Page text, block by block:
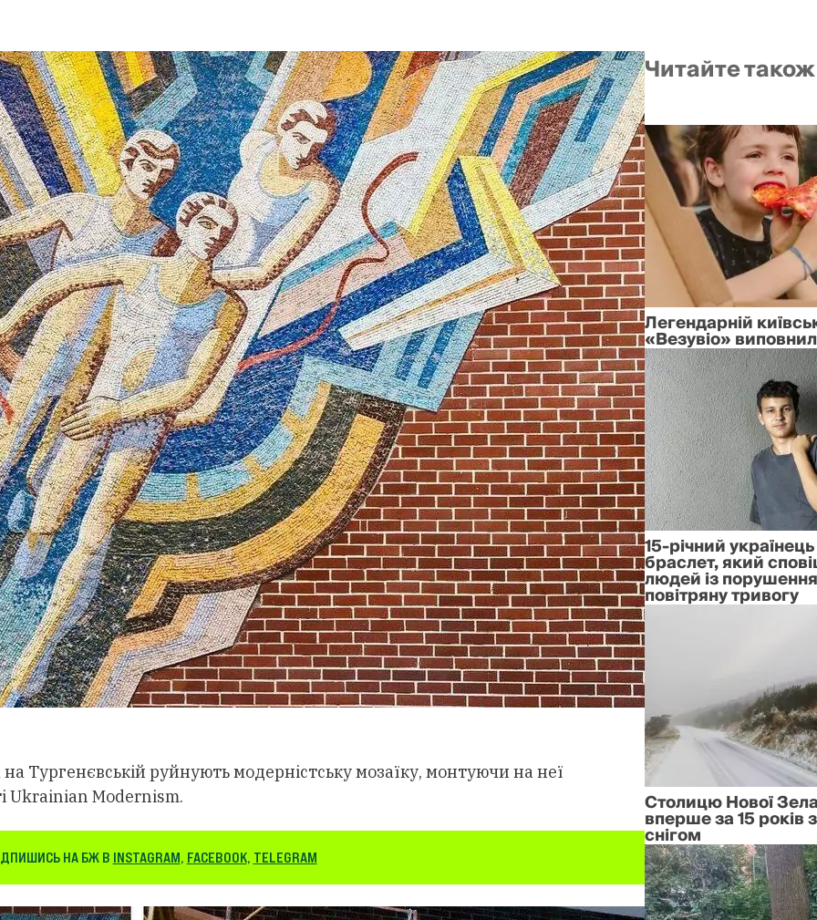
Тургенєвській руйнують модерністську мозаїку, монтуючи на неї
Ukrainian Modernism.
НА БЖ В INSTAGRAM, FACEBOOK, TELEGRAM
Читайте також
Легендарній
«Везувіо»
15-річний
браслет, який
людей із
повітряну тривогу
Столицю Нової
вперше за 15 років
снігом